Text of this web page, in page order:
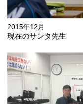
2015年12月
現在のサンタ先生